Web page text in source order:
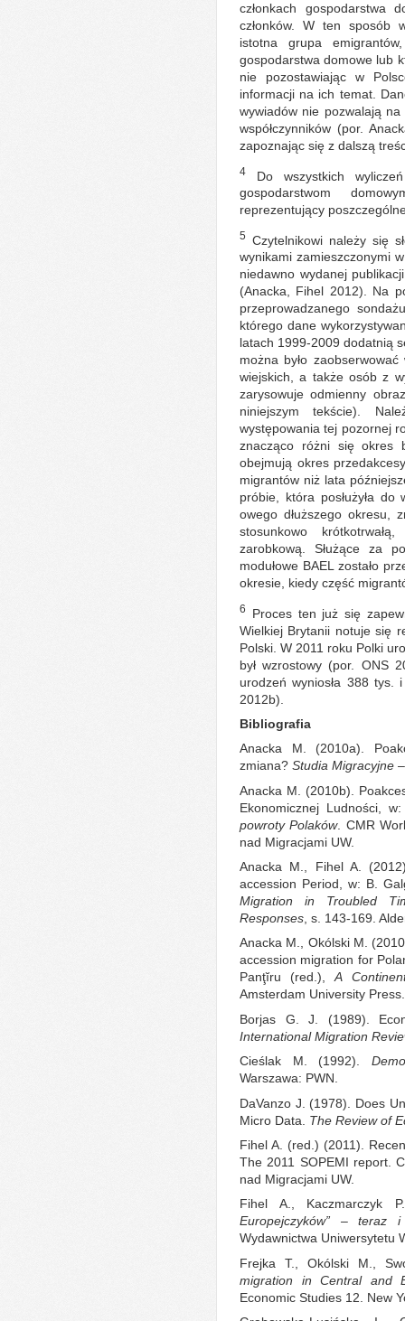
członkach gospodarstwa
członków. W ten sposób
istotna grupa
gospodarstwa domowe lub
nie pozostawiając w
informacji na ich temat.
wywiadów nie pozwalają
współczynników (por.
zapoznając się z dalszą
4
Do wszystkich
gospodarstwom
reprezentujący
5
Czytelnikowi należy się
wynikami zamieszczonymi
niedawno wydanej
(Anacka, Fihel 2012). Na
przeprowadzanego
którego dane
latach 1999-2009 dodatnią
można było
wiejskich, a także osób z
zarysowuje odmienny
niniejszym tekście).
występowania tej pozornej
znacząco różni się okres
obejmują okres
migrantów niż lata
próbie, która posłużyła do
owego dłuższego okresu,
stosunkowo
zarobkową. Służące za
modułowe BAEL zostało
okresie, kiedy część
6
Proces ten już się
Wielkiej Brytanii notuje się
Polski. W 2011 roku Polki
był wzrostowy (por. ONS
urodzeń wyniosła 388 tys.
2012b).
Bibliografia
Anacka M. (2010a).
zmiana? Studia Migracyjne
Anacka M. (2010b).
Ekonomicznej Ludności,
powroty Polaków. CMR
nad Migracjami UW.
Anacka M., Fihel A.
accession Period, w: B.
Migration in Troubled
Responses , s. 143-169.
Anacka M., Okólski M.
accession migration for
Panţĭru (red.),A
Amsterdam University Press.
Borjas G. J. (1989).
International Migration
Cieślak M. (1992).
Warszawa: PWN.
DaVanzo J. (1978). Does
Micro Data. The Review of
Fihel A. (red.) (2011).
The 2011 SOPEMI report.
nad Migracjami UW.
Fihel A., Kaczmarczyk
Europejczyków” – teraz i
Wydawnictwa Uniwersytetu
Frejka T., Okólski M.,
migration in Central and
Economic Studies 12. New